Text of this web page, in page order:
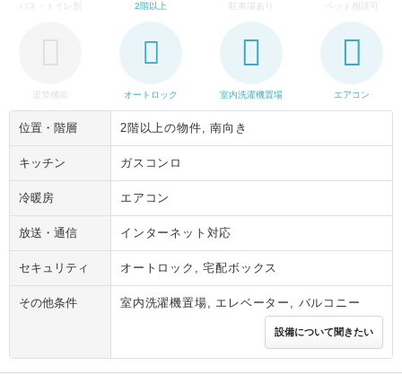
バス・トイレ別 2階以上 駐車場あり ペット相談可
追焚機能 オートロック 室内洗濯機置場 エアコン
位置・階層 2階以上の物件, 南向き
キッチン ガスコンロ
冷暖房 エアコン
放送・通信 インターネット対応
セキュリティ オートロック, 宅配ボックス
その他条件 室内洗濯機置場, エレベーター, バルコニー
設備について聞きたい